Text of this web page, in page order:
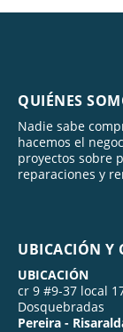
QUIÉNES
Nadie sabe
hacemos el
proyectos sobre
reparaciones y
UBICACIÓN Y
UBICACIÓN
cr 9 #9-37 local
Dosquebradas
Pereira -